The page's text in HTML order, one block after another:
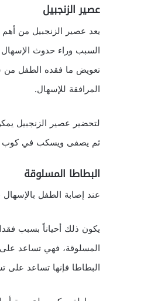
عصير الزنجبيل
يعد عصير الزنجبيل من
السبب وراء حدوث الإسهال
تعويض ما فقده الطفل من
المرافقة للإسهال.
لتحضير عصير الزنجبيل
ثم يصفى ويسكب في كوب
البطاطا المسلوقة
عند إصابة الطفل
يكون ذلك أحياناً بسبب
المسلوقة، فهي تساعد على
البطاطا فإنها تساعد